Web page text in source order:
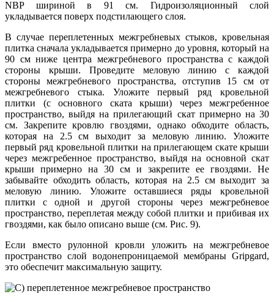
NBP шириной в 91 см. Гидроизоляционный слой
укладывается поверх подстилающего слоя.
В случае переплетенных межгребневых стыков, кровельная
плитка сначала укладывается примерно до уровня, который на
90 см ниже центра межгребневого пространства с каждой
стороны крыши. Проведите меловую линию с каждой
стороны межгребневого пространства, отступив 15 см от
межгребневого стыка. Уложите первый ряд кровельной
плитки (с основного ската крыши) через межгребенное
пространство, выйдя на прилегающий скат примерно на 30
см. Закрепите кровлю гвоздями, однако обходите область,
которая на 2.5 см выходит за меловую линию. Уложите
первый ряд кровельной плитки на прилегающем скате крыши
через межгребенное пространство, выйдя на основной скат
крыши примерно на 30 см и закрепите ее гвоздями. Не
забывайте обходить область, которая на 2.5 см выходит за
меловую линию. Уложите оставшиеся ряды кровельной
плитки с одной и другой стороны через межгребневое
пространство, переплетая между собой плитки и прибивая их
гвоздями, как было описано выше (см. Рис. 9).
Если вместо рулонной кровли уложить на межгребневое
пространство слой водонепроницаемой мембраны Gripgard,
это обеспечит максимальную защиту.